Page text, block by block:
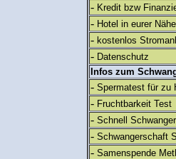
- Kredit bzw
- Hotel in eurer
- kostenlos
- Datenschutz
Infos zum
- Spermatest für zu
- Fruchtbarkeit Test
- Schnell
- Schwangerschaft
- Samenspende